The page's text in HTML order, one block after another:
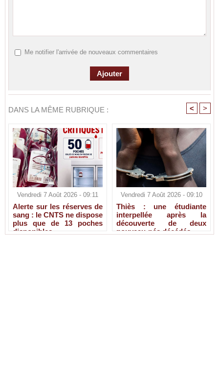
Me notifier l'arrivée de nouveaux commentaires
DANS LA MÊME RUBRIQUE : < >
Vendredi 7 Août 2026 - 09:11
Alerte sur les réserves de
sang : le CNTS ne dispose
plus que de 13 poches
disponibles
Vendredi 7 Août 2026 - 09:10
Thiès : une étudiante
interpellée après la
découverte de deux
nouveau-nés décédés